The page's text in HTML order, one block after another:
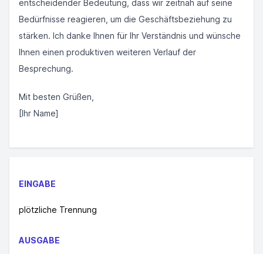
entscheidender Bedeutung, dass wir zeitnah auf seine
Bedürfnisse reagieren, um die Geschäftsbeziehung zu
stärken. Ich danke Ihnen für Ihr Verständnis und wünsche
Ihnen einen produktiven weiteren Verlauf der
Besprechung.
Mit besten Grüßen,
[Ihr Name]
EINGABE
plötzliche Trennung
AUSGABE